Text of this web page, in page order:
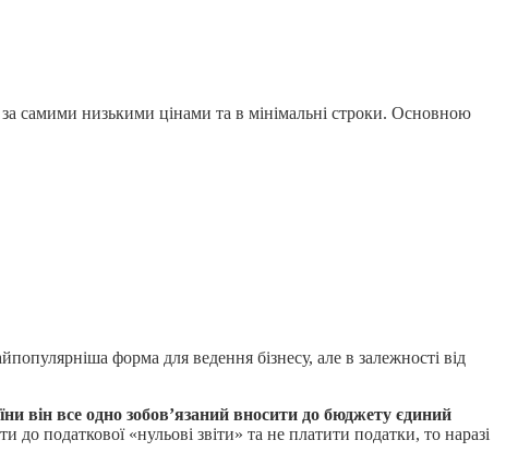
за самими низькими цінами та в мінімальні строки. Основною
форма для ведення бізнесу, але в залежності від
він все одно зобов’язаний вносити до бюджету єдиний
податкової «нульові звіти» та не платити податки, то наразі